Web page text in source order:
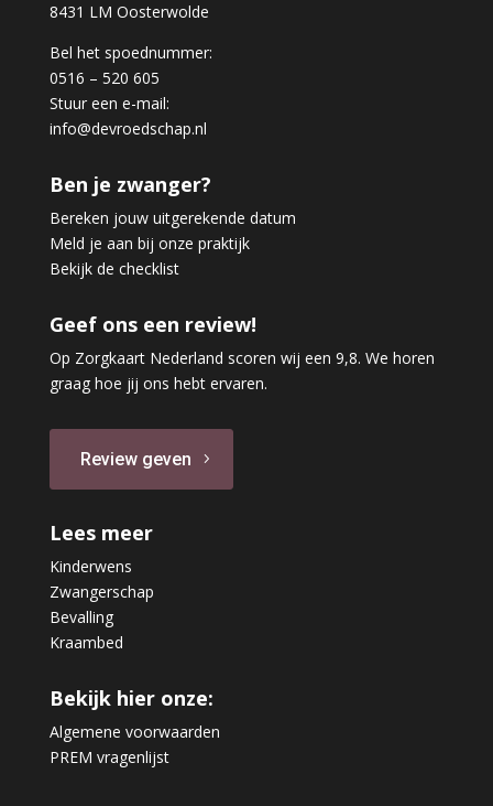
8431 LM Oosterwolde
Bel het spoednummer:
0516 – 520 605
Stuur een e-mail:
info@devroedschap.nl
Ben je zwanger?
Bereken jouw uitgerekende datum
Meld je aan bij onze praktijk
Bekijk de checklist
Geef ons een review!
Op Zorgkaart Nederland scoren wij een 9,8. We horen
graag hoe jij ons hebt ervaren.
Review geven
Lees meer
Kinderwens
Zwangerschap
Bevalling
Kraambed
Bekijk hier onze:
Algemene voorwaarden
PREM vragenlijst